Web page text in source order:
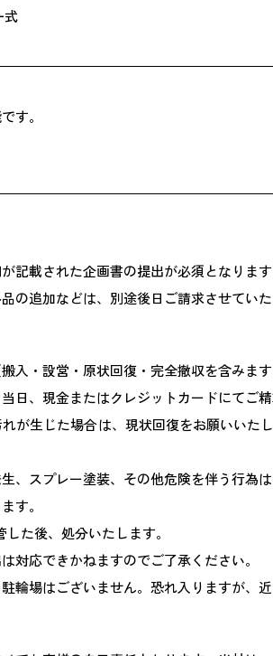
式
す。
記載された企画書の提出が必須となりま
の追加などは、別途後日ご請求させてい
入・設営・原状回復・完全撤収を含みま
日、現金またはクレジットカードにてご
が生じた場合は、現状回復をお願いい
、スプレー塗装、その他危険を伴う行為
す。
た後、処分いたします。
対応できかねますのでご了承ください。
輪場はございません。恐れ入りますが、